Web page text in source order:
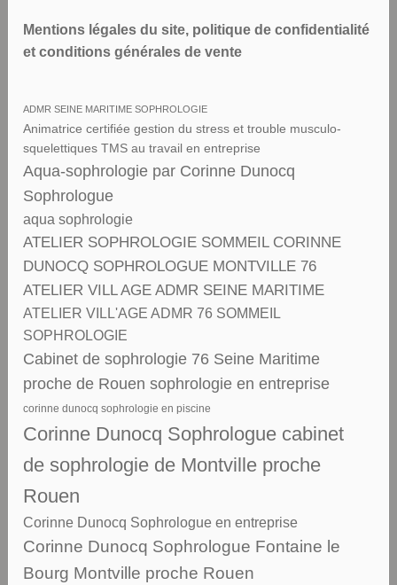
Mentions légales du site, politique de confidentialité
et conditions générales de vente
ADMR SEINE MARITIME SOPHROLOGIE
Animatrice certifiée gestion du stress et trouble musculo-
squelettiques TMS au travail en entreprise
Aqua-sophrologie par Corinne Dunocq
Sophrologue
aqua sophrologie
ATELIER SOPHROLOGIE SOMMEIL CORINNE
DUNOCQ SOPHROLOGUE MONTVILLE 76
ATELIER VILL AGE ADMR SEINE MARITIME
ATELIER VILL'AGE ADMR 76 SOMMEIL
SOPHROLOGIE
Cabinet de sophrologie 76 Seine Maritime
proche de Rouen sophrologie en entreprise
corinne dunocq sophrologie en piscine
Corinne Dunocq Sophrologue cabinet
de sophrologie de Montville proche
Rouen
Corinne Dunocq Sophrologue en entreprise
Corinne Dunocq Sophrologue Fontaine le
Bourg Montville proche Rouen